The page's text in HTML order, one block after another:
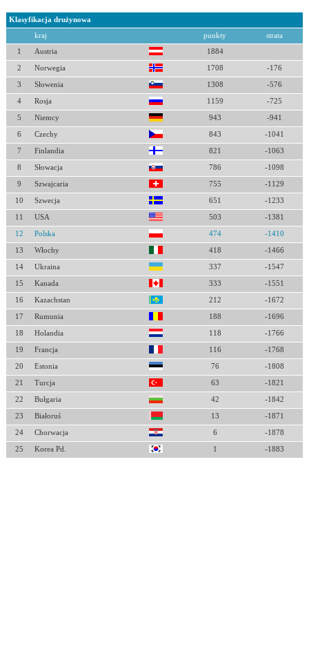
Klasyfikacja drużynowa
kraj punkty strata
1 Austria 1884
2 Norwegia 1708 -176
3 Słowenia 1308 -576
4 Rosja 1159 -725
5 Niemcy 943 -941
6 Czechy 843 -1041
7 Finlandia 821 -1063
8 Słowacja 786 -1098
9 Szwajcaria 755 -1129
10 Szwecja 651 -1233
11 USA 503 -1381
12 Polska 474 -1410
13 Włochy 418 -1466
14 Ukraina 337 -1547
15 Kanada 333 -1551
16 Kazachstan 212 -1672
17 Rumunia 188 -1696
18 Holandia 118 -1766
19 Francja 116 -1768
20 Estonia 76 -1808
21 Turcja 63 -1821
22 Bułgaria 42 -1842
23 Białoruś 13 -1871
24 Chorwacja 6 -1878
25 Korea Pd. 1 -1883